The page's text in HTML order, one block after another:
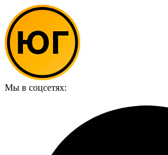
Мы в соцсетях: